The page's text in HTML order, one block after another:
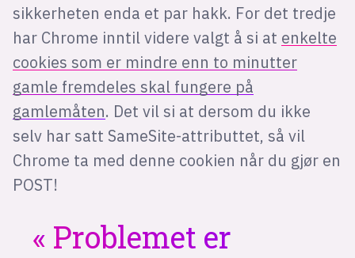
sikkerheten enda et par hakk. For det tredje
har Chrome inntil videre valgt å si at enkelte
cookies som er mindre enn to minutter
gamle fremdeles skal fungere på
gamlemåten. Det vil si at dersom du ikke
selv har satt SameSite-attributtet, så vil
Chrome ta med denne cookien når du gjør en
POST!
Problemet er